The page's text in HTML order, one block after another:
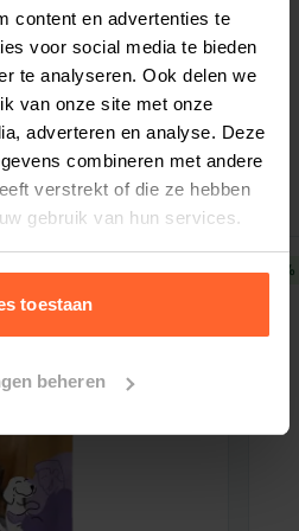
content en advertenties te
voor social media te bieden
te analyseren. Ook delen we
van onze site met onze
adverteren en analyse. Deze
combineren met andere
verstrekt of die ze hebben
gebruik van hun services.
toestaan
beheren
(een bron van
kruiden en vruchten
kurkuma, 150
(150 mg/kg),
(100 mg/kg), Mojave-
kamille (90
mosselen (een bron van
mg/kg), gedroogde
dagelijkse
verdeeld over 2–3 gelijke
hoeveelheden en vermeng
Brit Premium voor
instellen